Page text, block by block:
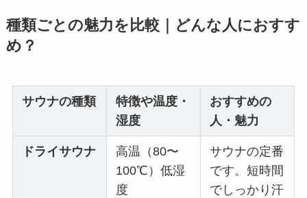
種類ごとの魅力を比較｜どんな人におすす
め？
サウナの種類
特徴や温度・
湿度
おすすめの
人・魅力
ドライサウナ
高温（80〜
100℃）低湿
度
サウナの定番
です。短時間
でしっかり汗